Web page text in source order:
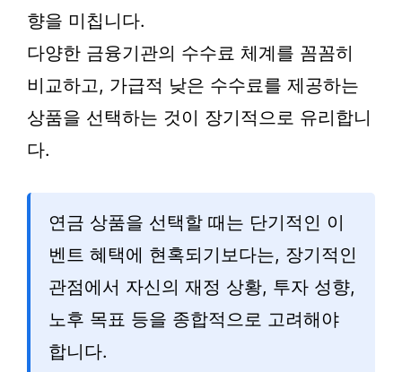
향을 미칩니다.
다양한 금융기관의 수수료 체계를 꼼꼼히
비교하고, 가급적 낮은 수수료를 제공하는
상품을 선택하는 것이 장기적으로 유리합니
다.
연금 상품을 선택할 때는 단기적인 이
벤트 혜택에 현혹되기보다는, 장기적인
관점에서 자신의 재정 상황, 투자 성향,
노후 목표 등을 종합적으로 고려해야
합니다.